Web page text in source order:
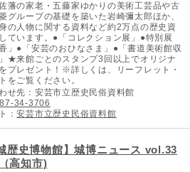
藩の家老・五藤家ゆかりの美術工芸品や古
グループの基礎を築いた岩崎彌太郎ほか、
の人物に関する資料など約2万点の歴史資
ています。●「コレクション展」●特別展
香」●「安芸のおひなさま」●「書道美術館収
★来館ごとのスタンプ3回以上でオリジナ
プレゼント！※詳しくは、リーフレット・
をご覧ください。
せ先：安芸市立歴史民俗資料館
34-3706
：安芸市立歴史民俗資料館
歴史博物館】城博ニュース vol.33
高知市)